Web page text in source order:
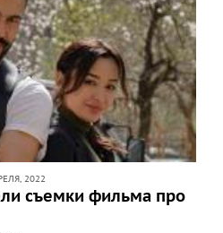
2022
съемки фильма про